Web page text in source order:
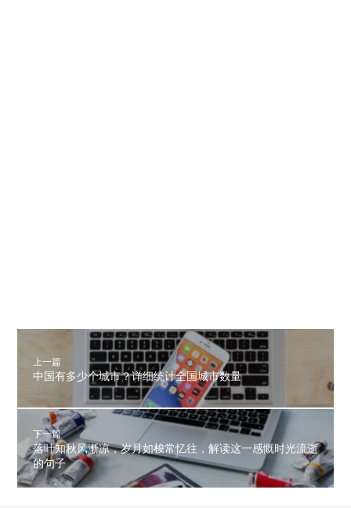
上一篇
中国有多少个城市？详细统计全国城市数量
下一篇
落叶知秋风渐凉，岁月如梭常忆往，解读这一感慨时光流逝
的句子